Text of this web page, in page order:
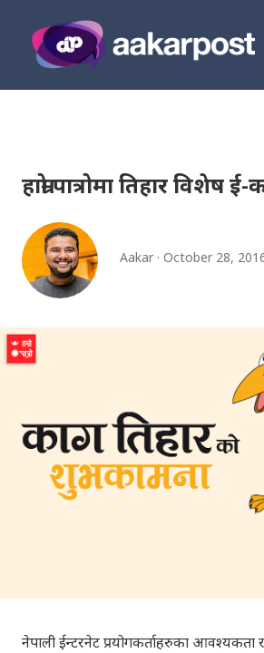
हाम्रो पात्रोमा तिहार विशेष ई-
Aakar October 28,
नेपाली ईन्टरनेट प्रयोगकर्ताहरुका आवश्यकता र